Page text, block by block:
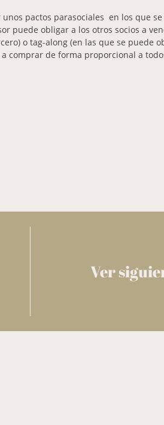
pactos parasociales en los que
puede obligar a los otros socios a
o tag-along (en las que se puede
comprar de forma proporcional a
Ver